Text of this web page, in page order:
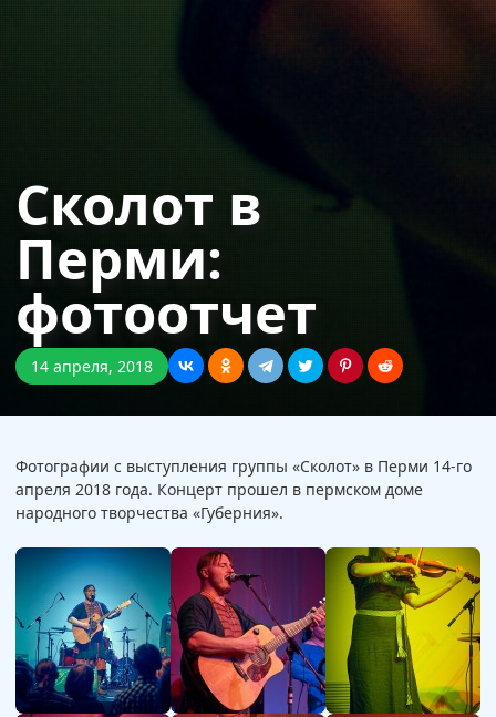
Сколот в
Перми:
фотоотчет
14 апреля, 2018
Фотографии с выступления группы «Сколот» в Перми 14-го
апреля 2018 года. Концерт прошел в пермском доме
народного творчества «Губерния».